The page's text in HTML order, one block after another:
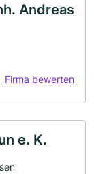
Andreas
Firma bewerten
e. K.